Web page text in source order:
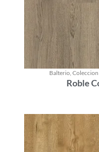
Balterio
Roble